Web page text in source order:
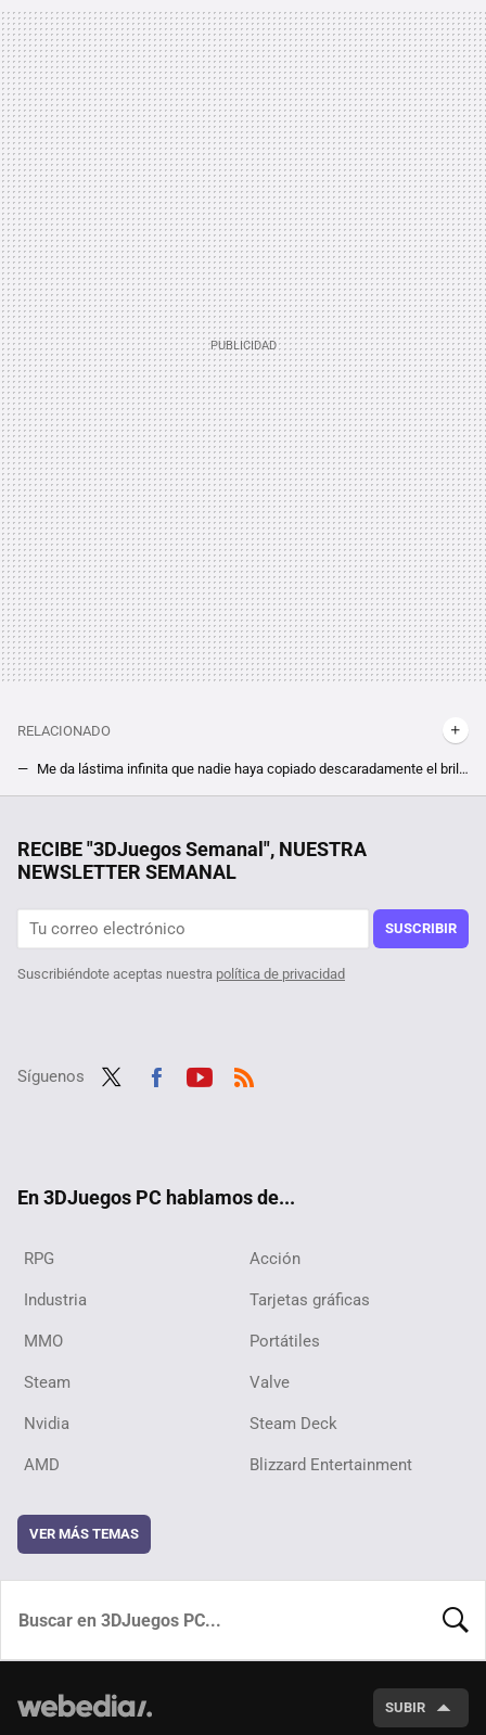
RELACIONADO
Me da lástima infinita que nadie haya copiado descaradamente el brillante sistema de armaduras que tiene Halo
RECIBE "3DJuegos Semanal", NUESTRA
NEWSLETTER SEMANAL
SUSCRIBIR
Suscribiéndote aceptas nuestra política de privacidad
Síguenos
En 3DJuegos PC hablamos de...
RPG Acción
Industria Tarjetas gráficas
MMO Portátiles
Steam Valve
Nvidia Steam Deck
AMD Blizzard Entertainment
VER MÁS TEMAS
SUBIR